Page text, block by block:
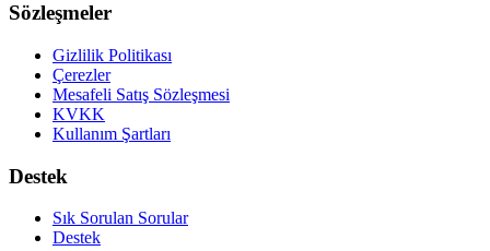
Sözleşmeler
Gizlilik Politikası
Çerezler
Mesafeli Satış Sözleşmesi
KVKK
Kullanım Şartları
Destek
Sık Sorulan Sorular
Destek